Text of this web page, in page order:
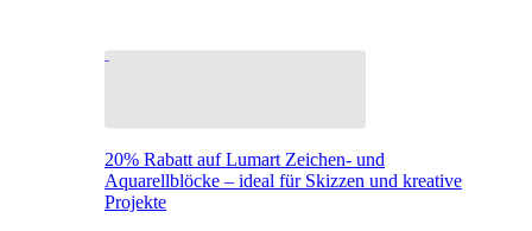
20% Rabatt auf Lumart Zeichen- und
Aquarellblöcke – ideal für Skizzen und kreative
Projekte